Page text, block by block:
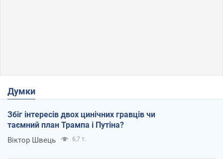
Думки
Збіг інтересів двох цинічних гравців чи
таємний план Трампа і Путіна?
Віктор Швець 6,7 т.